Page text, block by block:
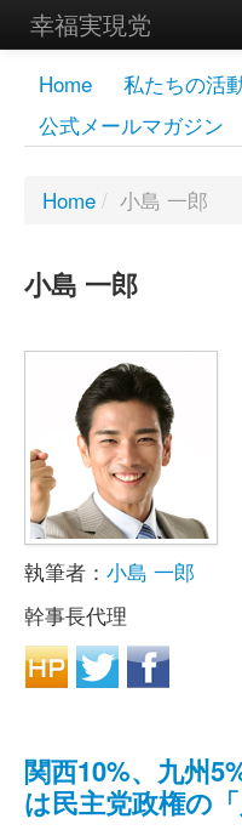
幸福実現党
メンバーズページ
党員
幸福の科学グループ
Home 私たちの活
公式メールマガジン
Home / 小島 一郎
小島 一郎
執筆者： 小島 一郎
幹事長代理
関西10%、九州
は民主党政権の「